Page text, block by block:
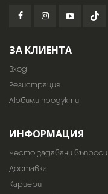
ЗА КЛИЕНТА
Вход
Регистрация
Любими продукти
ИНФОРМАЦИЯ
Често задавани въпроси
Доставка
Кариери